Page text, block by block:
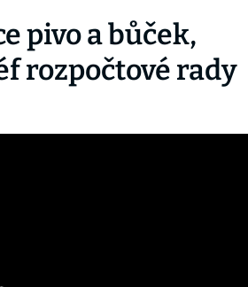
pivo a bůček,
rozpočtové rady